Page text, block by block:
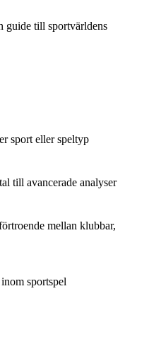
guide till sportvärldens
sport eller speltyp
till avancerade analyser
mellan klubbar,
sportspel